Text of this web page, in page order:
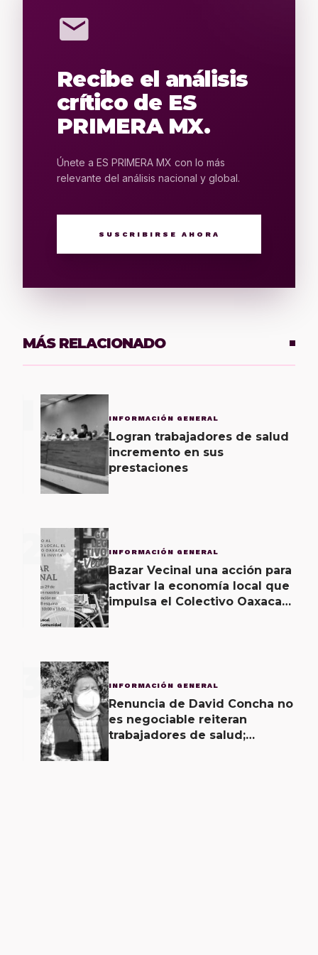
mail
Recibe el análisis
crítico de ES
PRIMERA MX.
Únete a ES PRIMERA MX con lo más
relevante del análisis nacional y global.
SUSCRIBIRSE AHORA
MÁS RELACIONADO
INFORMACIÓN GENERAL
Logran trabajadores de salud
incremento en sus
prestaciones
2 INFORMACIÓN GENERAL
Bazar Vecinal una acción para
activar la economía local que
impulsa el Colectivo Oaxaca
3 INFORMACIÓN GENERAL
Renuncia de David Concha no
es negociable reiteran
trabajadores de salud;